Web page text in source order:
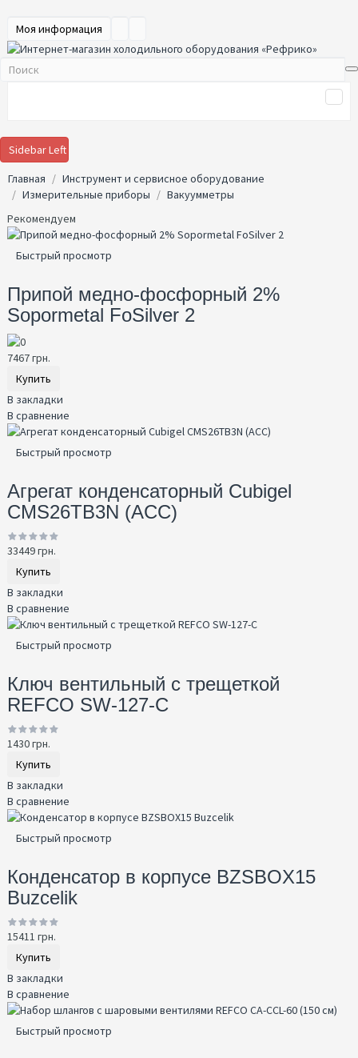
Моя информация
Sidebar Left
Главная
Инструмент и сервисное оборудование
Измерительные приборы
Вакуумметры
Рекомендуем
Быстрый просмотр
Припой медно-фосфорный 2%
Sopormetal FoSilver 2
7467 грн.
Купить
В закладки
В сравнение
Быстрый просмотр
Агрегат конденсаторный Cubigel
CMS26TB3N (ACC)
33449 грн.
Купить
В закладки
В сравнение
Быстрый просмотр
Ключ вентильный с трещеткой
REFCO SW-127-C
1430 грн.
Купить
В закладки
В сравнение
Быстрый просмотр
Конденсатор в корпусе BZSBOX15
Buzcelik
15411 грн.
Купить
В закладки
В сравнение
Быстрый просмотр